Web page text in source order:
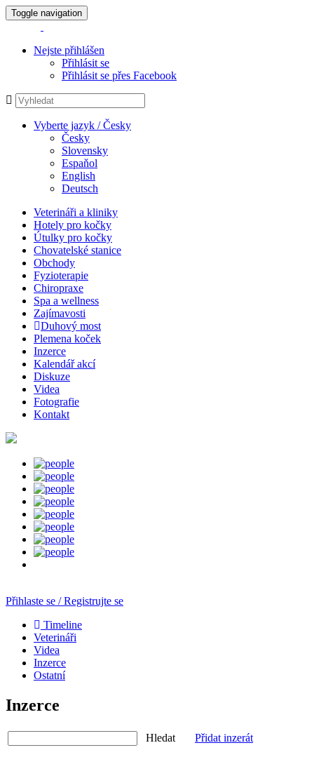
Toggle navigation
Nejste přihlášen
Přihlásit se
Přihlásit se přes Facebook
Vyberte jazyk / Česky
Česky
Slovensky
Espaňol
English
Deutsch
Veterináři a kliniky
Hotely pro kočky
Útulky pro kočky
Chovatelské stanice
Obchody
Fyzioterapie
Chiropraxe
Spa a wellness
Zajímavosti
Duhový most
Plemena koček
Inzerce
Kalendář akcí
Diskuze
Videa
Fotografie
Kontakt
Přihlaste se / Registrujte se
Timeline
Veterináři
Videa
Inzerce
Ostatní
Inzerce
Hledat Přidat inzerát